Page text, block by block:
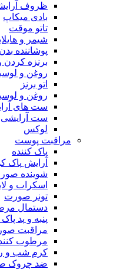
ظروف
بادی میکاپ
تاتو موقت
شیمر و
پوشاننده بدن
برنزه کردن و
روغن و
اتو برنز
روغن و
ست های
ست آرایشی
لوکس
مراقبت پوست
پاک کننده
آرایش پاک
شوینده
اسکراب و
تونر صورت
دستمال
پنبه و پد
مراقبت
مرطوب
کرم شب و
ضد چروک